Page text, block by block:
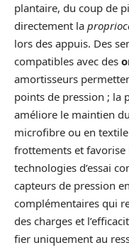
plantaire, du coup de
directement la
lors des appuis. Des
compatibles avec des
amortisseurs
points de pression ; la
améliore le maintien
microfibre ou en
frottements et
technologies d’essai
capteurs de pression
complémentaires qui
des charges et
fier uniquement au